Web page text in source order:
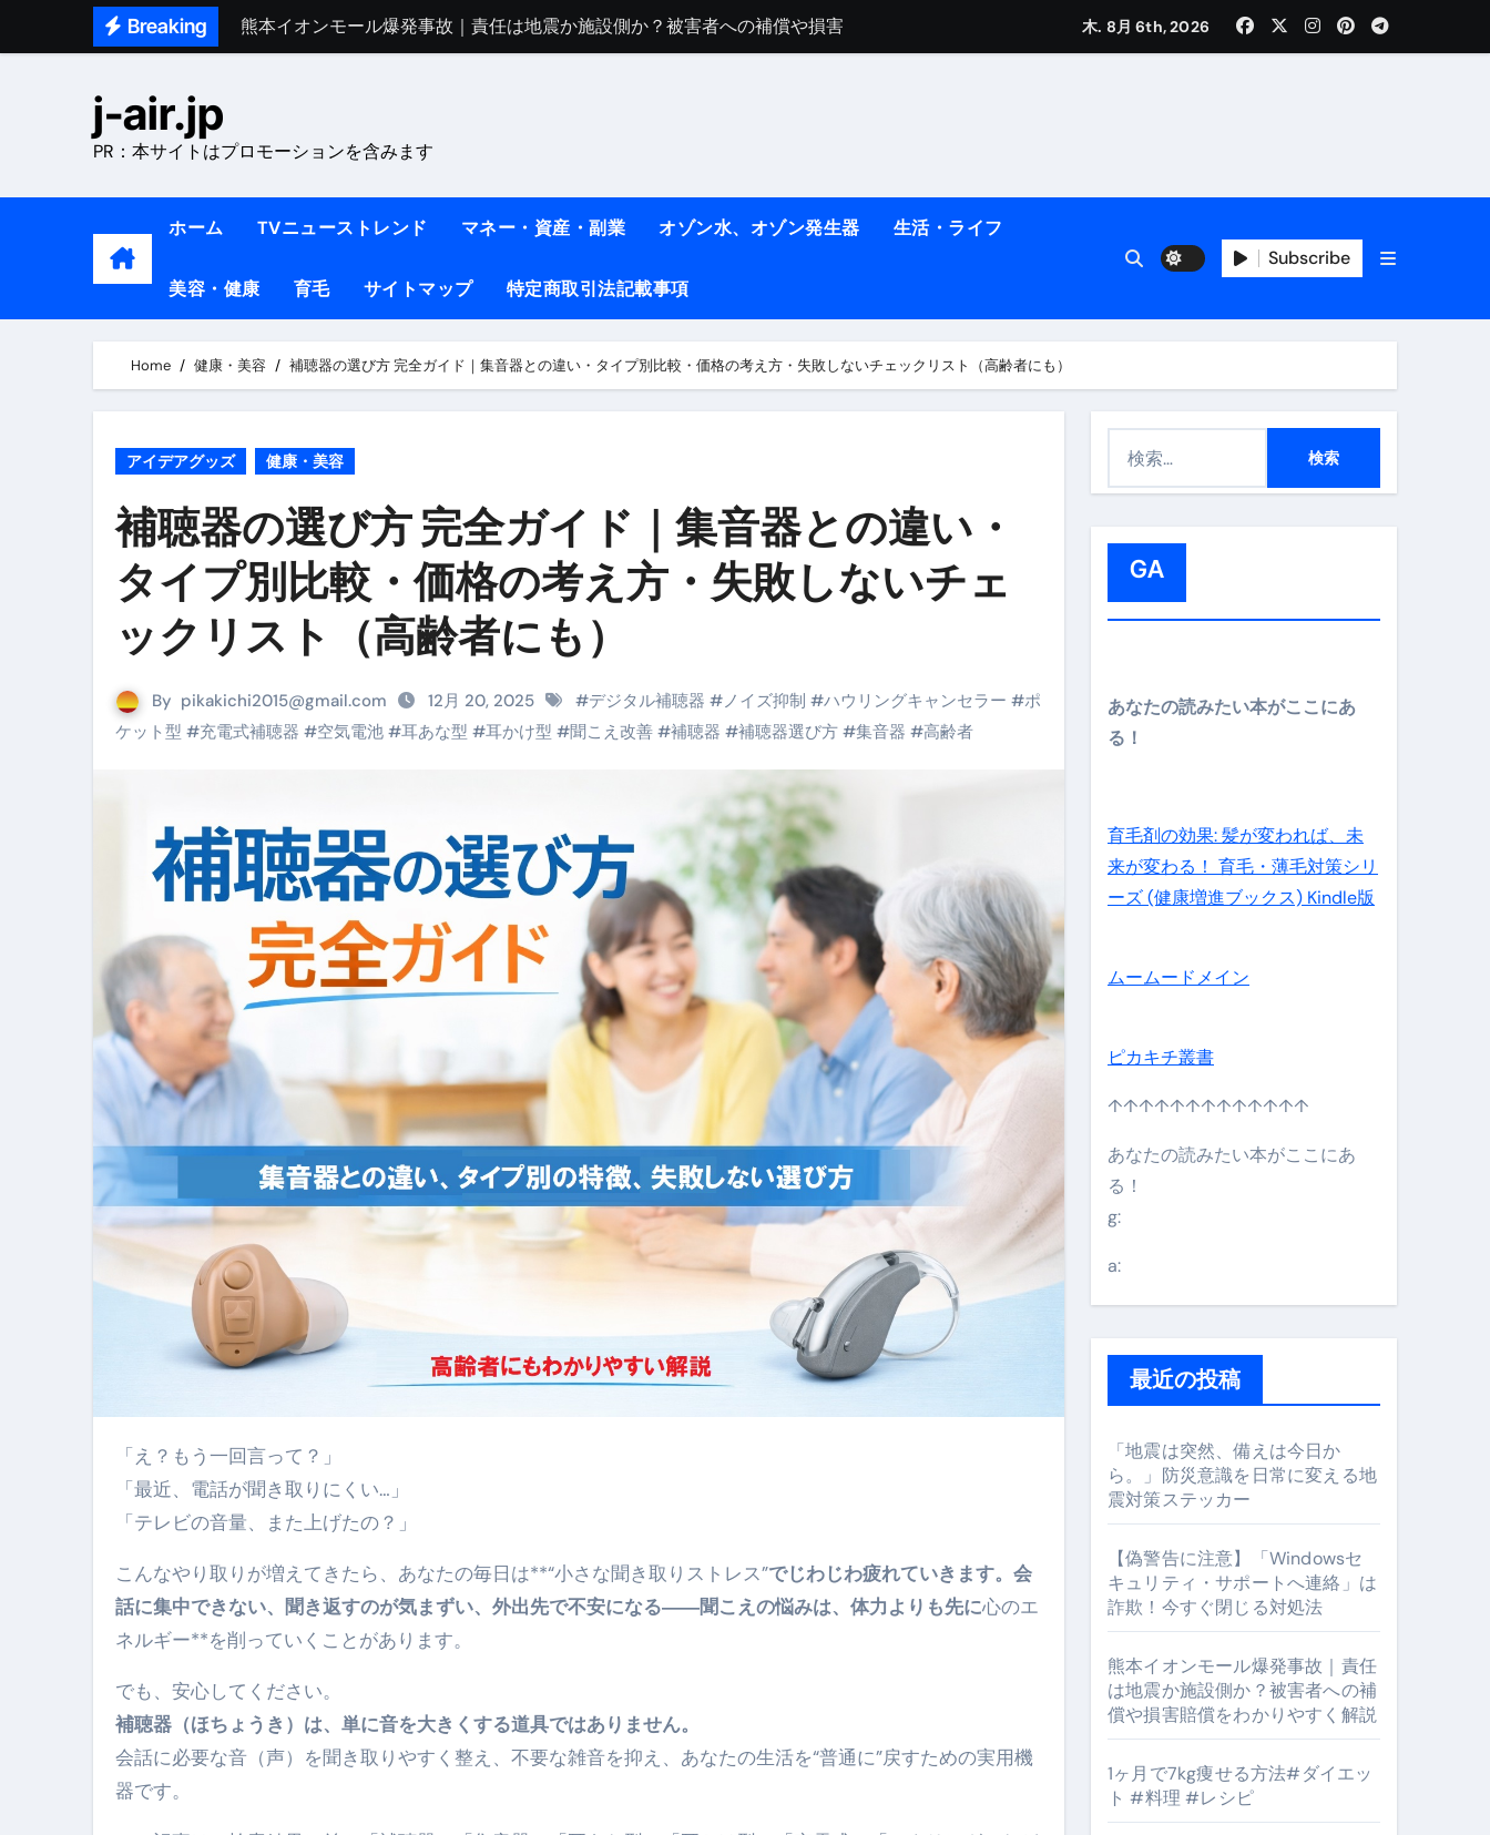
Breaking
熊本イオンモール爆発事故｜責任は地震か施設側か？被害者への補償や損害賠償をわかりやすく解説
【医者が教える】本当に痩せる薬はコレ！ #医療ダイエット
中町綾が2週間で3.5kg痩せた方法 #shots
【医者が解説】このふくらはぎ痩せ本当に効果ある？ #エクササイズ
【美容】ダイエットに対する私の考え方と実践方法を解説します【健康】
【1日ダイエットルーティン】運動なしで2ヶ月で10kg減量した、私の痩せる9つの習慣 | レシピ付き | ダイエット中の食事
『葬送のフリーレン』の学び｜時間・記憶・名言・人生哲学から読み解く生き方
リサイクル業者の無料回収・無料査定は危険？情報収集との関係と見分け方を解説
山梨県震度6弱と富士山噴火の関係｜最新観測データと前兆現象を徹底解説【2026】
青森県震度6とベネゼエラM7級地震の関連性は？
Cookie同意管理ツール「STRIGHT」取り扱い開始＆リリース記念キャンペーン【ムームードメイン】
金融ブラックでも毎日「ビットコイン」がもらえる超お得アプリ
【輸入消費税】輸入に消費税はかかるのか？勘定科目・仕訳・申告書記載方法
この動画は国にすぐ消されます。これが日本が残念な国になった理由です。国民は●●をしないとこの先さらに貧しくなります。【 竹花貴騎 切り抜き 会社員
意外にありえる？日経平均40000円を妄想シナリオ検証してみた！ズボラ株投資
アフィリエイト【稼げるキーワード】一覧※YouTubeブログSNS共通
【必見】融資受けるなら”コレ”を確実に取り組むべき！ #shorts
弁護士が教える「投資詐欺」に引っかからないための方法 #投資詐欺 #詐欺 #弁護士 #法律
【PR】フリーランス必見！入金前の売上をすぐに現金で受け取る方法
【2023年最新】金融ブラックでも可能な資金調達法3選！#shorts
個人事業主は銀行から融資を受けるとリスクが高い #shorts
【誰でも出来る】3万円が10％増量の「33000円」になる！
【即金】3時間で5万円稼ぐセルフバックの全貌！危険回避と安全な稼ぎ方を徹底解説
【超高騰】爆上がりしたビットコインに695万円も投資してる営業39歳サラリーマン【2025年10月3日】 #bitcoin #全財産 #暗号資産
Q：借りた借金を返さなくていい場合ってありますか？#Shorts
【必見】もう営業電話は怖くない！初心者でも成果を出す電話の仕方はコレ！
フリーランス・個人事業主におすすめの資金調達4選
自己破産にまつわるよくある勘違い4選#Shorts
体脂肪が落ちる朝食3選 #ダイエット
No.102 9割が勘違い 自己破産の真実
アーモンドを毎日食べたらどうなるの？①【30秒でわかる効果まとめ】#アーモンド #ダイエット #筋トレ #美容 #健康 #雑学 #ナレーター #小林将大
【ひろゆき】借金1億円あります 返済か、自己破産かひろゆきさんならどちらを選びますか？ #shorts
弁護士解説【詐欺被害】警察に行っても返金されません
5キロ痩せる簡単な方法
ムームードメイン 2月のおすすめドメイン特集- ビジネスの信用を築く――そのすべての起点となるのが独自ドメイン
木. 8月 6th, 2026
j-air.jp
PR：本サイトはプロモーションを含みます
ホーム TVニューストレンド マネー・資産・副業 オゾン水、オゾン発生器 生活・ライフ
美容・健康 育毛 サイトマップ 特定商取引法記載事項
Subscribe
Home 健康・美容 補聴器の選び方 完全ガイド｜集音器との違い・タイプ別比較・価格の考え方・失敗しないチェックリスト（高齢者にも）
アイデアグッズ 健康・美容
補聴器の選び方 完全ガイド｜集音器との違い・
タイプ別比較・価格の考え方・失敗しないチェ
ックリスト（高齢者にも）
By pikakichi2015@gmail.com 12月 20, 2025 #デジタル補聴器 #ノイズ抑制 #ハウリングキャンセラー #ポ
ケット型 #充電式補聴器 #空気電池 #耳あな型 #耳かけ型 #聞こえ改善 #補聴器 #補聴器選び方 #集音器 #高齢者
「え？もう一回言って？」
「最近、電話が聞き取りにくい…」
「テレビの音量、また上げたの？」
こんなやり取りが増えてきたら、あなたの毎日は**“小さな聞き取りストレス”でじわじわ疲れていきます。会
話に集中できない、聞き返すのが気まずい、外出先で不安になる――聞こえの悩みは、体力よりも先に心のエ
ネルギー**を削っていくことがあります。
でも、安心してください。
補聴器（ほちょうき）は、単に音を大きくする道具ではありません。
会話に必要な音（声）を聞き取りやすく整え、不要な雑音を抑え、あなたの生活を“普通に”戻すための実用機
器です。
GA
あなたの読みたい本がここにあ
る！
育毛剤の効果: 髪が変われば、未
来が変わる！ 育毛・薄毛対策シリ
ーズ (健康増進ブックス) Kindle版
ムームードメイン
ピカキチ叢書
↑↑↑↑↑↑↑↑↑↑↑↑↑
あなたの読みたい本がここにあ
る！
g:
a:
最近の投稿
「地震は突然、備えは今日か
ら。」防災意識を日常に変える地
震対策ステッカー
【偽警告に注意】「Windowsセ
キュリティ・サポートへ連絡」は
詐欺！今すぐ閉じる対処法
熊本イオンモール爆発事故｜責任
は地震か施設側か？被害者への補
償や損害賠償をわかりやすく解説
1ヶ月で7kg痩せる方法#ダイエッ
ト #料理 #レシピ